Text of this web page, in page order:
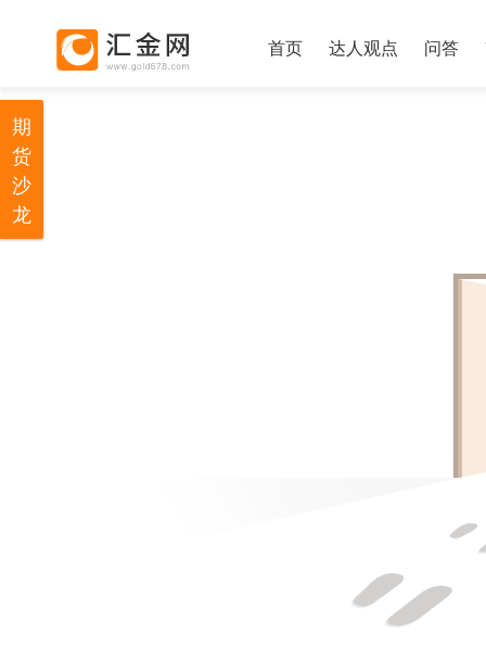
首页 达人观点 问答
期
货
沙
龙